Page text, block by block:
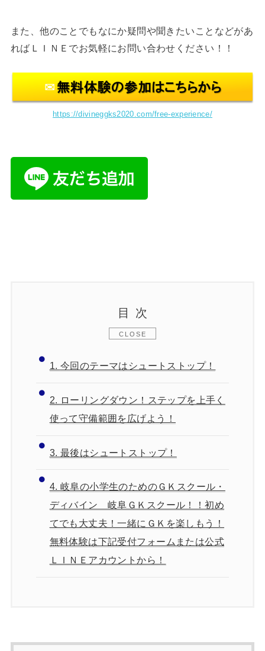
また、他のことでもなにか疑問や聞きたいことなどがあ
ればＬＩＮＥでお気軽にお問い合わせください！！
https://divineggks2020.com/free-experience/
目次
1. 今回のテーマはシュートストップ！
2. ローリングダウン！ステップを上手く
使って守備範囲を広げよう！
3. 最後はシュートストップ！
4. 岐阜の小学生のためのＧＫスクール・
ディバイン 岐阜ＧＫスクール！！初め
てでも大丈夫！一緒にＧＫを楽しもう！
無料体験は下記受付フォームまたは公式
ＬＩＮＥアカウントから！